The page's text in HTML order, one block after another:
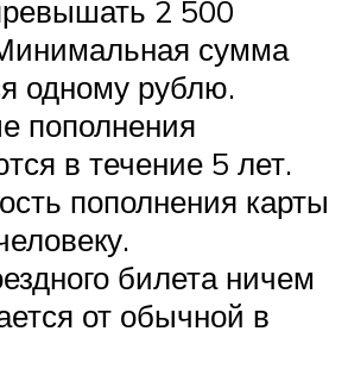
2 500
сумма
одному рублю.
пополнения
в течение 5 лет.
пополнения карты
билета ничем
от обычной в